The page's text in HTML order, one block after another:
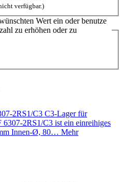
verfügbar.)
Wert ein oder benutze
zu erhöhen oder zu
2RS1/C3 C3-Lager für
2RS1/C3 ist ein einreihiges
Innen-Ø, 80… Mehr